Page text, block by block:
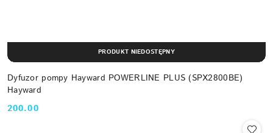
Dyfuzor pompy Hayward POWERLINE PLUS (SPX2800BE)
Hayward
Cena:
200.00
PRODUKT NIEDOSTĘPNY